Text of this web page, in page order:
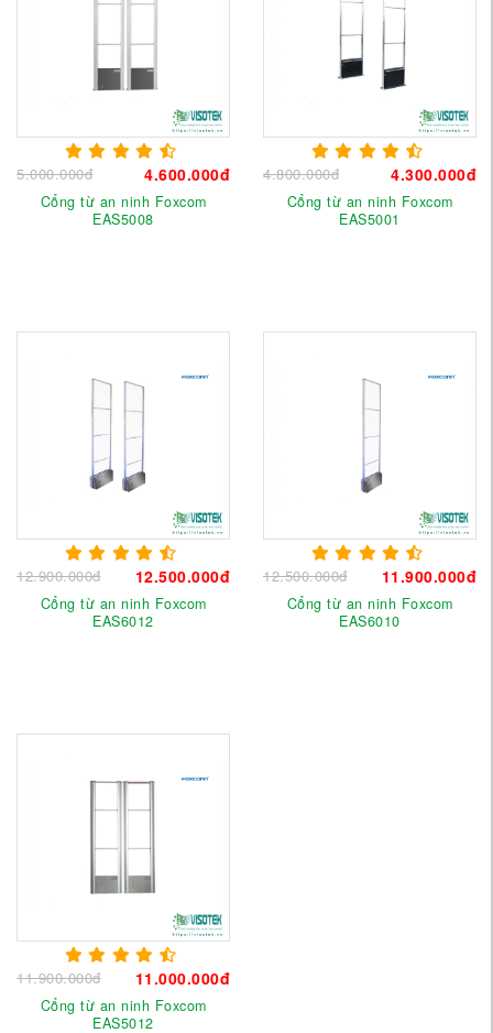
5.000.000đ 4.600.000đ
Cổng từ an ninh Foxcom
EAS5008
4.800.000đ 4.300.000đ
Cổng từ an ninh Foxcom
EAS5001
12.900.000đ 12.500.000đ
Cổng từ an ninh Foxcom
EAS6012
12.500.000đ 11.900.000đ
Cổng từ an ninh Foxcom
EAS6010
11.900.000đ 11.000.000đ
Cổng từ an ninh Foxcom
EAS5012